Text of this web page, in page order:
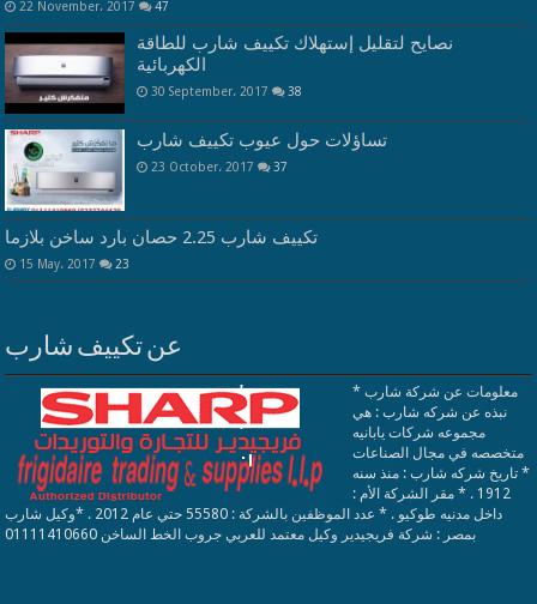
22 November، 2017 47
نصايح لتقليل إستهلاك تكييف شارب للطاقة
الكهربائية
30 September، 2017 38
تساؤلات حول عيوب تكييف شارب
23 October، 2017 37
تكييف شارب 2.25 حصان بارد ساخن بلازما
15 May، 2017 23
عن تكييف شارب
معلومات عن شركة شارب *
نبذه عن شركه شارب : هي
مجموعه شركات يابانيه
متخصصه في مجال الصناعات
* تاريخ شركه شارب : منذ سنه
1912 . * مقر الشركة الأم :
داخل مدنيه طوكيو . * عدد الموظفين بالشركة : 55580 حتي عام 2012 . *وكيل شارب
بمصر : شركة فريجيدير وكيل معتمد للعربي جروب الخط الساخن 01111410660